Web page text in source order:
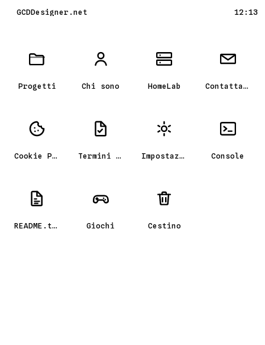
GCDDesigner.net 12:13
Progetti Chi sono HomeLab Contattami
Cookie Policy Termini e condizioni Impostazioni Console
README.txt Giochi Cestino